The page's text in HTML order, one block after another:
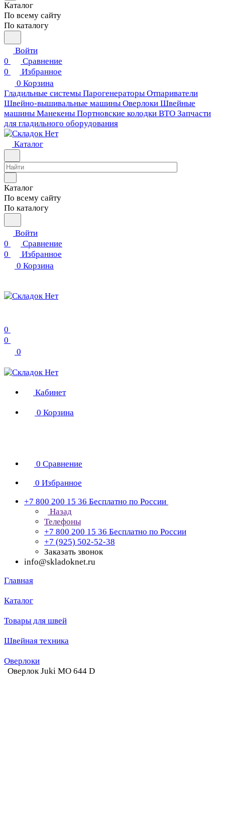
Каталог
По всему сайту
По каталогу
Войти
0
Сравнение
0
Избранное
0 Корзина
Гладильные системы Парогенераторы Отпариватели
Швейно-вышивальные машины Оверлоки Швейные
машины Манекены Портновские колодки ВТО Запчасти
для гладильного оборудования
Каталог
Каталог
По всему сайту
По каталогу
Войти
0
Сравнение
0
Избранное
0 Корзина
0
0
0
Кабинет
0 Корзина
0 Сравнение
0 Избранное
+7 800 200 15 36 Бесплатно по России
Назад
Телефоны
+7 800 200 15 36 Бесплатно по России
+7 (925) 502-52-38
Заказать звонок
info@skladoknet.ru
Главная
Каталог
Товары для швей
Швейная техника
Оверлоки
Оверлок Juki MO 644 D